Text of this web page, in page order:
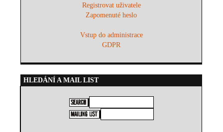
Registrovat uživatele
Zapomenuté heslo
Vstup do administrace
GDPR
HLEDÁNÍ A MAIL LIST